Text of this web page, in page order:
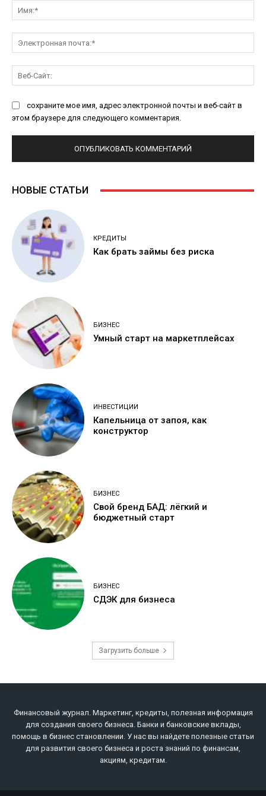
сохраните мое имя, адрес электронной почты и веб-сайт в
этом браузере для следующего комментария.
НОВЫЕ СТАТЬИ
КРЕДИТЫ
Как брать займы без риска
БИЗНЕС
Умный старт на маркетплейсах
ИНВЕСТИЦИИ
Капельница от запоя, как
конструктор
БИЗНЕС
Свой бренд БАД: лёгкий и
бюджетный старт
БИЗНЕС
СДЭК для бизнеса
Загрузить больше
Финансовый журнал. Маркетинг, кредиты, полезная информация
для создания своего бизнеса. Банки и банковские вклады,
помощь в бизнес становлении. У нас вы найдете полезные статьи
для развития своего бизнеса и роста знаний по финансам,
акциям, кредитам.